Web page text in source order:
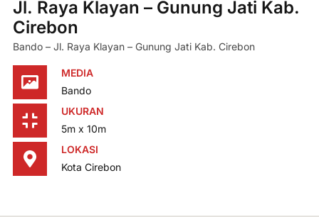
Jl. Raya Klayan – Gunung Jati Kab.
Cirebon
Bando – Jl. Raya Klayan – Gunung Jati Kab. Cirebon
MEDIA
Bando
UKURAN
5m x 10m
LOKASI
Kota Cirebon